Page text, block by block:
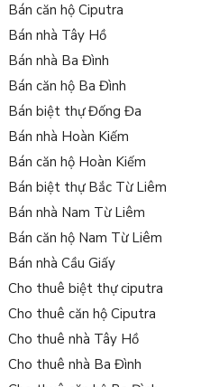
Bán căn hộ Ciputra
Bán nhà Tây Hồ
Bán nhà Ba Đình
Bán căn hộ Ba Đình
Bán biệt thự Đống Đa
Bán nhà Hoàn Kiếm
Bán căn hộ Hoàn Kiếm
Bán biệt thự Bắc Từ Liêm
Bán nhà Nam Từ Liêm
Bán căn hộ Nam Từ Liêm
Bán nhà Cầu Giấy
Cho thuê biệt thự ciputra
Cho thuê căn hộ Ciputra
Cho thuê nhà Tây Hồ
Cho thuê nhà Ba Đình